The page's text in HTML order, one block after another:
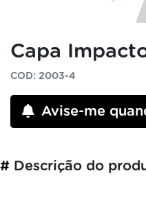
Capa
COD: 2003-4
Avise-me
# Descrição do